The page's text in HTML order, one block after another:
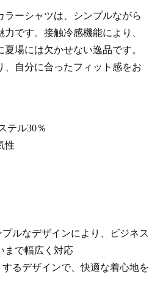
ラーシャツは、シンプルながら
です。接触冷感機能により、
場には欠かせない逸品です。
、自分に合ったフィット感をお
テル30％
性
ルなデザインにより、ビジネス
まで幅広く対応
るデザインで、快適な着心地を